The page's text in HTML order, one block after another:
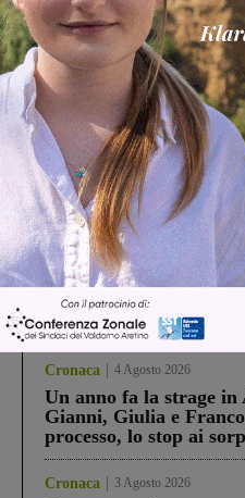
Estra Notizie agosto:
studenti coinvolti,
debutta il podcast
Più lette
Figline Incisa Valdarno 1
Piscina di Figline
Pnrr, il gruppo di
ringraziamento al
Cronaca 4 Agosto 2026
Un anno fa la strage
Gianni, Giulia e
processo, lo stop ai
Cronaca 3 Agosto 2026